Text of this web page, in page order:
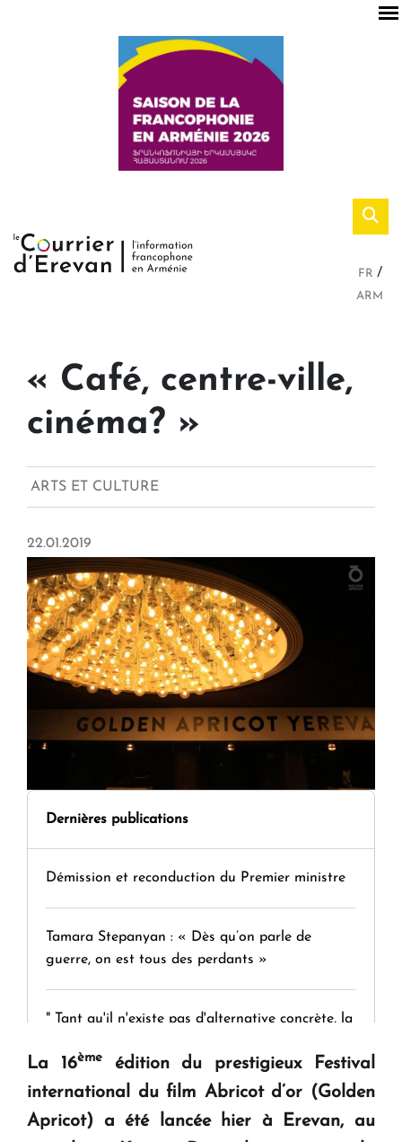
FR
ARM
« Café, centre-ville,
cinéma? »
ARTS ET CULTURE
22.01.2019
Dernières publications
Démission et reconduction du Premier ministre
Tamara Stepanyan : « Dès qu’on parle de
guerre, on est tous des perdants »
" Tant qu'il n'existe pas d'alternative concrète, la
KASA : 30 ans d'audace, de résilience et d'avenir
en Arménie
La 16èmeédition du prestigieux Festival
international du film Abricot d’or (Golden
Apricot)
a été lancée hier à Erevan, au